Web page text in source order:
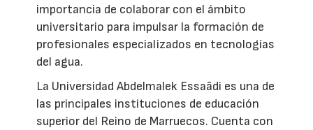
importancia de colaborar con el ámbito
universitario para impulsar la formación de
profesionales especializados en tecnologías
del agua.
La Universidad Abdelmalek Essaâdi es una de
las principales instituciones de educación
superior del Reino de Marruecos. Cuenta con